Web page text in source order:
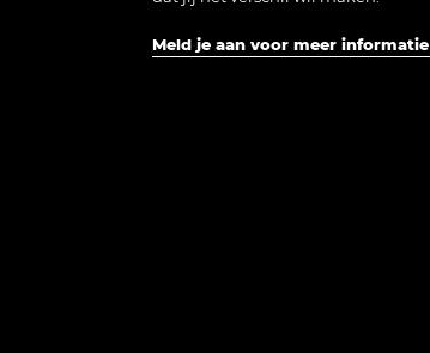
Meld je aan voor meer informatie